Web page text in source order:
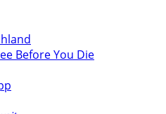
Before You Die